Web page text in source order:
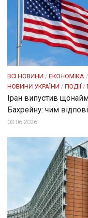
ВСІ НОВИНИ / ЕКОНОМІКА /
НОВИНИ УКРАЇНИ / ПОДІЇ /
Іран випустив
Бахрейну: чим
03.06.2026